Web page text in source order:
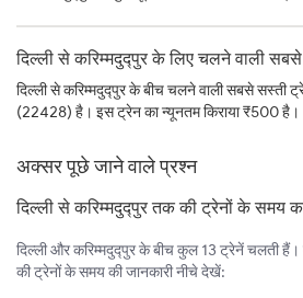
दिल्ली से करिम्मदुद्पुर के लिए चलने वाली
दिल्ली से करिम्मदुद्पुर के बीच चलने वाली सबसे सस्ती
(22428) है। इस ट्रेन का न्यूनतम किराया ₹500 है।
अक्सर पूछे जाने वाले प्रश्न
दिल्ली से करिम्मदुद्पुर तक की ट्रेनों के समय
दिल्ली और करिम्मदुद्पुर के बीच कुल 13 ट्रेनें चलती हैं।
की ट्रेनों के समय की जानकारी नीचे देखें: